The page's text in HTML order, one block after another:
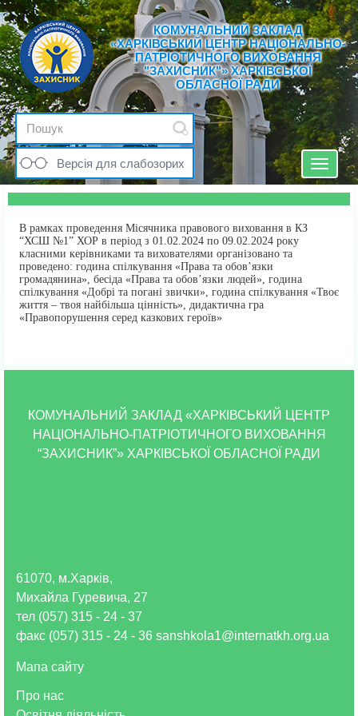
КОМУНАЛЬНИЙ ЗАКЛАД
«ХАРКІВСЬКИЙ ЦЕНТР НАЦІОНАЛЬНО-
ПАТРІОТИЧНОГО ВИХОВАННЯ
"ЗАХИСНИК"» ХАРКІВСЬКОЇ
ОБЛАСНОЇ РАДИ
Версія для слабозорих
Toggle
В рамках проведення Місячника правового виховання в КЗ
“ХСШ №1” ХОР в період з 01.02.2024 по 09.02.2024 року
класними керівниками та вихователями організовано та
проведено: година спілкування «Права та обов’язки
громадянина», бесіда «Права та обов’язки людей», година
спілкування «Добрі та погані звички», година спілкування «Твоє
життя – твоя найбільша цінність», дидактична гра
«Правопорушення серед казкових героїв»
КОМУНАЛЬНИЙ ЗАКЛАД «ХАРКІВСЬКИЙ ЦЕНТР
НАЦІОНАЛЬНО-ПАТРІОТИЧНОГО ВИХОВАННЯ
“ЗАХИСНИК”» ХАРКІВСЬКОЇ ОБЛАСНОЇ РАДИ
Про нас
61070, м.Харків,
Михайла Гуревича, 27
тел (057) 315 - 24 - 37
факс (057) 315 - 24 - 36 sanshkola1@internatkh.org.ua
Мапа сайту